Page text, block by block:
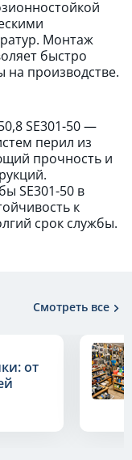
Монтаж
быстро
на производстве.
SE301-50 —
перил из
прочность и
SE301-50 в
к
срок службы.
Смотреть все
от